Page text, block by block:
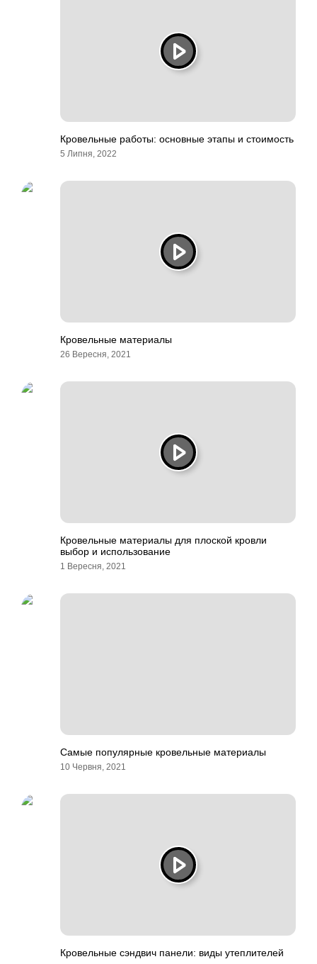
Кровельные работы: основные этапы и стоимость
5 Липня, 2022
Кровельные материалы
26 Вересня, 2021
Кровельные материалы для плоской кровли
выбор и использование
1 Вересня, 2021
Самые популярные кровельные материалы
10 Червня, 2021
Кровельные сэндвич панели: виды утеплителей